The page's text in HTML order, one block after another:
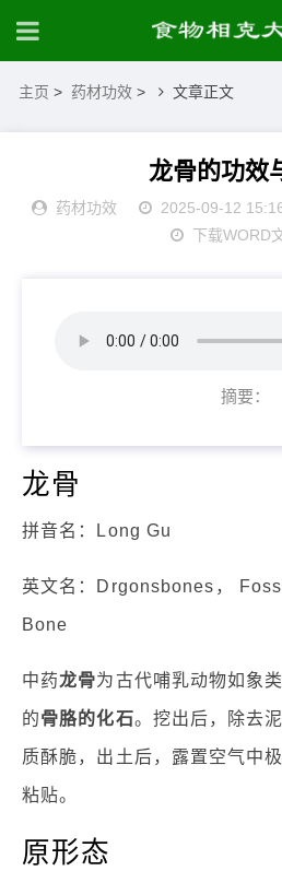
主页 > 药材功效 > 文章正文
龙骨的功效
药材功效 2025-09-12
下载WORD
摘要：
龙骨
拼音名：Long Gu
英文名：Drgonsbones，
Bone
中药龙骨为古代哺乳动物如象
的骨胳的化石。挖出后，除去
质酥脆，出土后，露置空气中
粘贴。
原形态